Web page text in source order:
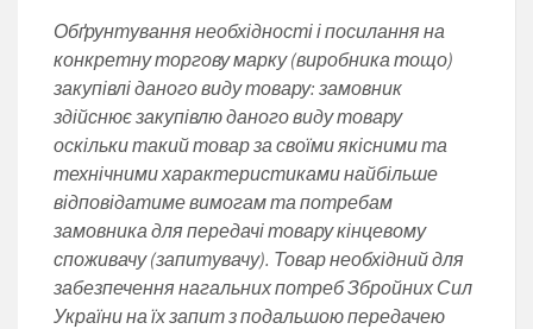
Обґрунтування необхідності і посилання на
конкретну торгову марку (виробника тощо)
закупівлі даного виду товару: замовник
здійснює закупівлю даного виду товару
оскільки такий товар за своїми якісними та
технічними характеристиками найбільше
відповідатиме вимогам та потребам
замовника для передачі товару кінцевому
споживачу (запитувачу). Товар необхідний для
забезпечення нагальних потреб Збройних Сил
України на їх запит з подальшою передачею